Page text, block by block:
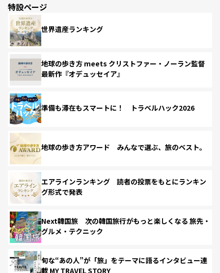
特設ページ
世界遺産ランキング
地球の歩き方 meets クリストファー・ノーラン監督
最新作『オデュッセイア』
準備も滞在もスマートに！ トラベルハック2026
地球の歩き方アワード みんなで選ぶ、旅のベスト。
エアラインランキング 読者の投票をもとにランキン
グ形式で発表
Next韓国旅 次の韓国旅行がもっと楽しくなる 旅先・
グルメ・テクニック
旬な“あの人”が「旅」をテーマに語るインタビュー連
載 MY TRAVEL STORY